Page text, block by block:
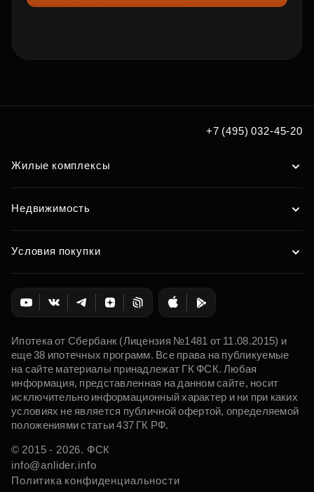
+7 (495) 032-45-20
Жилые комплексы
Недвижимость
Условия покупки
Ипотека от Сбербанк (Лицензия №1481 от 11.08.2015) и
еще 38 ипотечных программ. Все права на публикуемые
на сайте материалы принадлежат ГК ФСК. Любая
информация, представленная на данном сайте, носит
исключительно информационный характер и ни при каких
условиях не является публичной офертой, определяемой
положениями статьи 437 ГК РФ.
© 2015 - 2026. ФСК
info@anlider.info
Политика конфиденциальности